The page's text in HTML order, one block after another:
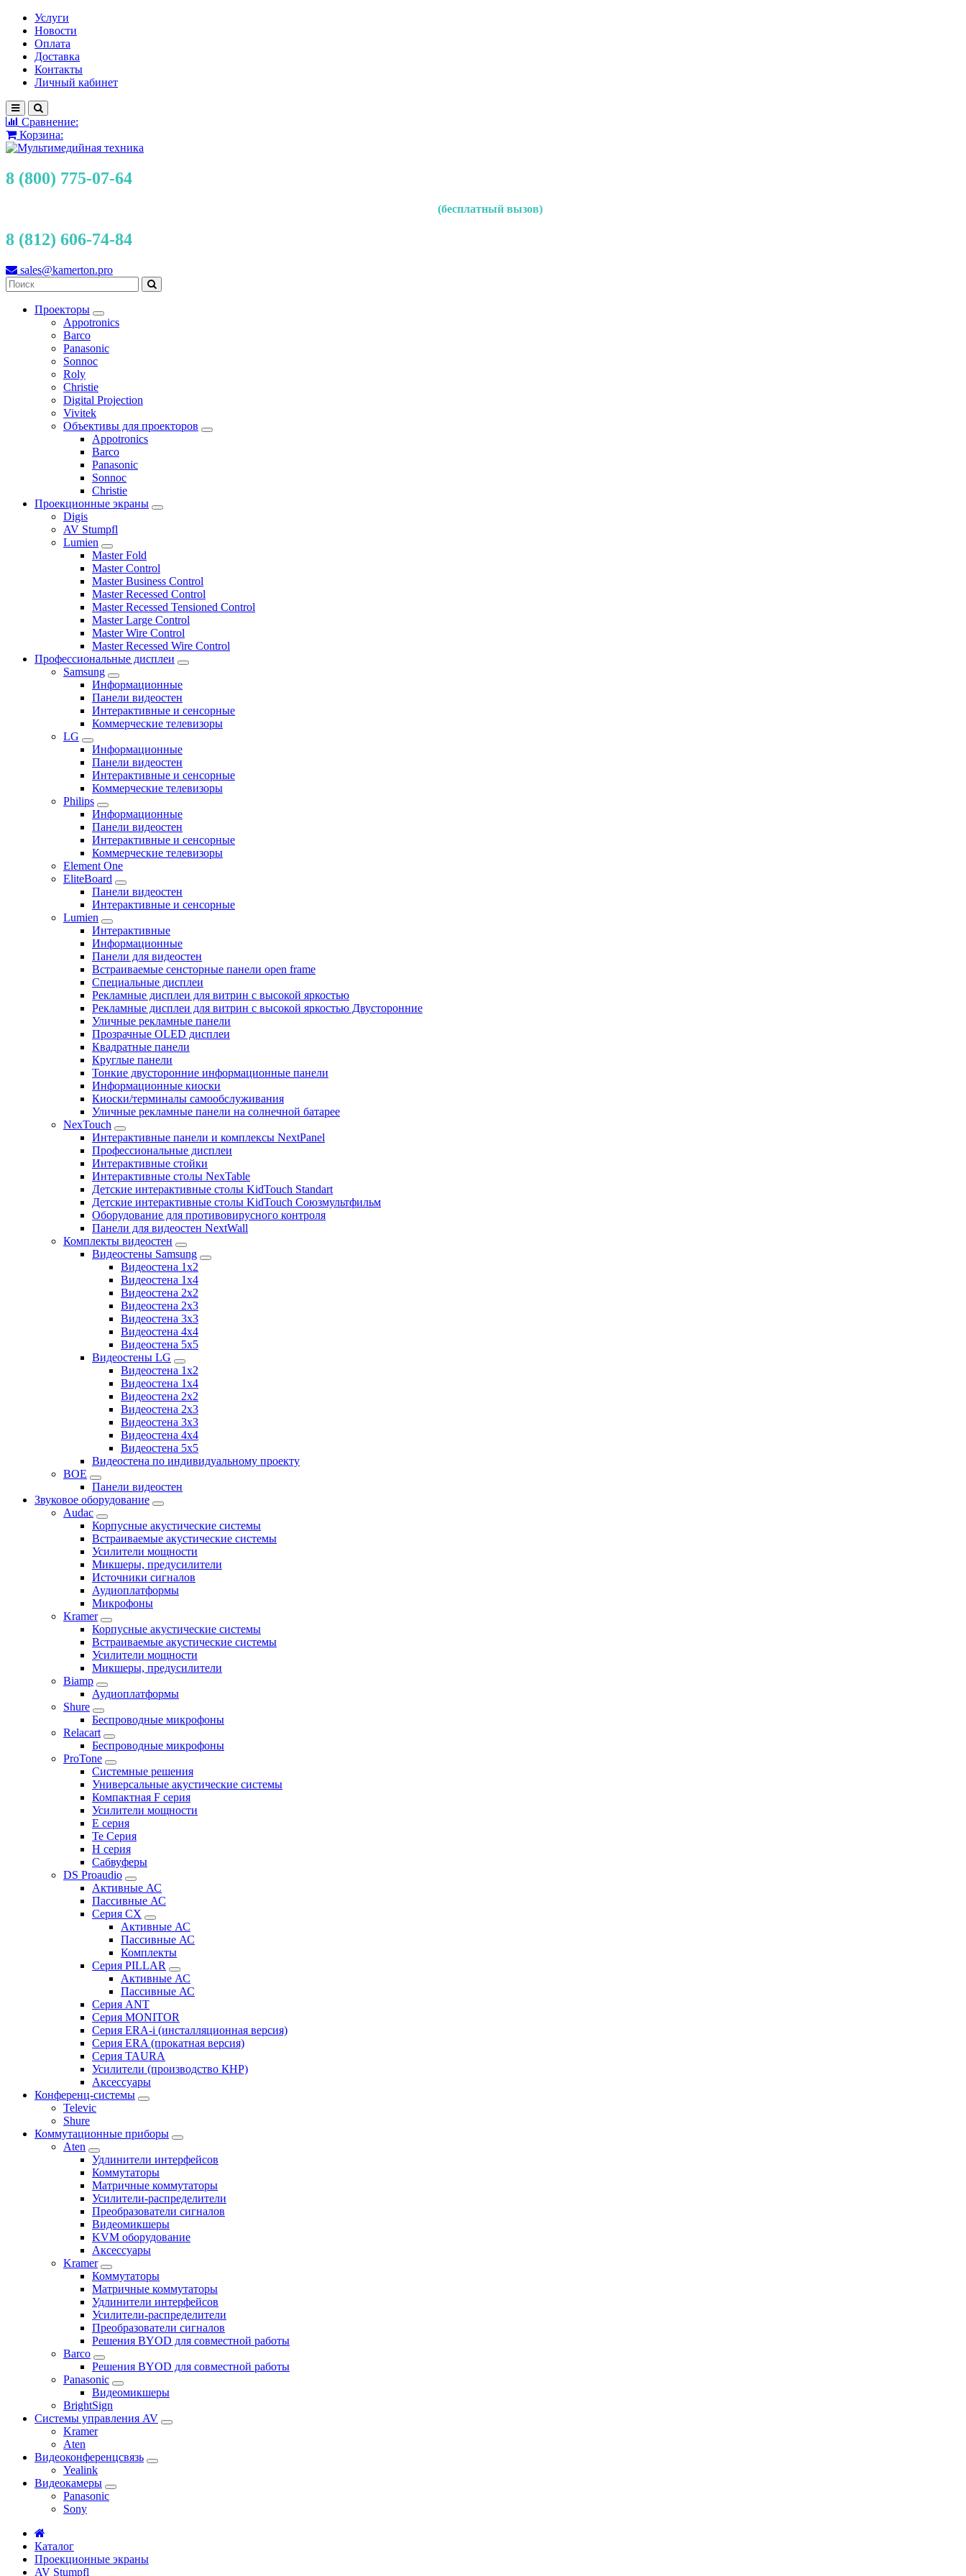
Услуги
Новости
Оплата
Доставка
Контакты
Личный кабинет
Сравнение:
Корзина:
8 (800) 775-07-64
(бесплатный вызов)
8 (812) 606-74-84
sales@kamerton.pro
Проекторы
Appotronics
Barco
Panasonic
Sonnoc
Roly
Christie
Digital Projection
Vivitek
Объективы для проекторов
Appotronics
Barco
Panasonic
Sonnoc
Сhristie
Проекционные экраны
Digis
AV Stumpfl
Lumien
Master Fold
Master Control
Master Business Control
Master Recessed Control
Master Recessed Tensioned Control
Master Large Control
Master Wire Control
Master Recessed Wire Control
Профессиональные дисплеи
Samsung
Информационные
Панели видеостен
Интерактивные и сенсорные
Коммерческие телевизоры
LG
Информационные
Панели видеостен
Интерактивные и сенсорные
Коммерческие телевизоры
Philips
Информационные
Панели видеостен
Интерактивные и сенсорные
Коммерческие телевизоры
Element One
EliteBoard
Панели видеостен
Интерактивные и сенсорные
Lumien
Интерактивные
Информационные
Панели для видеостен
Встраиваемые сенсторные панели open frame
Специальные дисплеи
Рекламные дисплеи для витрин с высокой яркостью
Рекламные дисплеи для витрин с высокой яркостью Двусторонние
Уличные рекламные панели
Прозрачные OLED дисплеи
Квадратные панели
Круглые панели
Тонкие двусторонние информационные панели
Информационные киоски
Киоски/терминалы самообслуживания
Уличные рекламные панели на солнечной батарее
NexTouch
Интерактивные панели и комплексы NextPanel
Профессиональные дисплеи
Интерактивные стойки
Интерактивные столы NexTable
Детские интерактивные столы KidTouch Standart
Детские интерактивные столы KidTouch Союзмультфильм
Оборудование для противовирусного контроля
Панели для видеостен NextWall
Комплекты видеостен
Видеостены Samsung
Видеостена 1x2
Видеостена 1x4
Видеостена 2x2
Видеостена 2х3
Видеостена 3x3
Видеостена 4x4
Видеостена 5x5
Видеостены LG
Видеостена 1x2
Видеостена 1x4
Видеостена 2x2
Видеостена 2x3
Видеостена 3x3
Видеостена 4x4
Видеостена 5x5
Видеостена по индивидуальному проекту
BOE
Панели видеостен
Звуковое оборудование
Audac
Корпусные акустические системы
Встраиваемые акустические системы
Усилители мощности
Микшеры, предусилители
Источники сигналов
Аудиоплатформы
Микрофоны
Kramer
Корпусные акустические системы
Встраиваемые акустические системы
Усилители мощности
Микшеры, предусилители
Biamp
Аудиоплатформы
Shure
Беспроводные микрофоны
Relacart
Беспроводные микрофоны
ProTone
Системные решения
Универсальные акустические системы
Компактная F серия
Усилители мощности
E серия
Te Серия
H серия
Сабвуферы
DS Proaudio
Активные АС
Пассивные АС
Серия CX
Активные АС
Пассивные АС
Комплекты
Серия PILLAR
Активные АС
Пассивные АС
Серия ANT
Серия MONITOR
Серия ERA-i (инсталляционная версия)
Серия ERA (прокатная версия)
Серия TAURA
Усилители (производство КНР)
Аксессуары
Конференц-системы
Televic
Shure
Коммутационные приборы
Aten
Удлинители интерфейсов
Коммутаторы
Матричные коммутаторы
Усилители-распределители
Преобразователи сигналов
Видеомикшеры
KVM оборудование
Аксессуары
Kramer
Коммутаторы
Матричные коммутаторы
Удлинители интерфейсов
Усилители-распределители
Преобразователи сигналов
Решения BYOD для совместной работы
Barco
Решения BYOD для совместной работы
Panasonic
Видеомикшеры
BrightSign
Системы управления AV
Kramer
Aten
Видеоконференцсвязь
Yealink
Видеокамеры
Panasonic
Sony
Каталог
Проекционные экраны
AV Stumpfl